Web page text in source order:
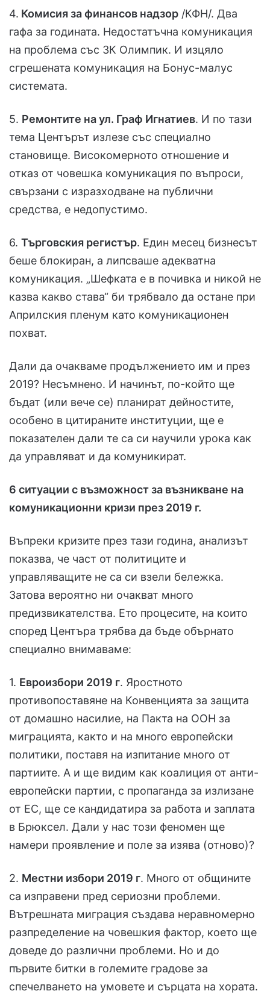
4. Комисия за финансов надзор /КФН/. Два
гафа за годината. Недостатъчна комуникация
на проблема със ЗК Олимпик. И изцяло
сгрешената комуникация на Бонус-малус
системата.
5. Ремонтите на ул. Граф Игнатиев. И по тази
тема Центърът излезе със специално
становище. Високомерното отношение и
отказ от човешка комуникация по въпроси,
свързани с изразходване на публични
средства, е недопустимо.
6. Търговския регистър. Един месец бизнесът
беше блокиран, а липсваше адекватна
комуникация. „Шефката е в почивка и никой не
казва какво става“ би трябвало да остане при
Априлския пленум като комуникационен
похват.
Дали да очакваме продължението им и през
2019? Несъмнено. И начинът, по-който ще
бъдат (или вече се) планират дейностите,
особено в цитираните институции, ще е
показателен дали те са си научили урока как
да управляват и да комуникират.
6 ситуации с възможност за възникване на
комуникационни кризи през 2019 г.
Въпреки кризите през тази година, анализът
показва, че част от политиците и
управляващите не са си взели бележка.
Затова вероятно ни очакват много
предизвикателства. Ето процесите, на които
според Центъра трябва да бъде обърнато
специално внимаваме:
1. Евроизбори 2019 г. Яростното
противопоставяне на Конвенцията за защита
от домашно насилие, на Пакта на ООН за
миграцията, както и на много европейски
политики, поставя на изпитание много от
партиите. А и ще видим как коалиция от анти-
европейски партии, с пропаганда за излизане
от ЕС, ще се кандидатира за работа и заплата
в Брюксел. Дали у нас този феномен ще
намери проявление и поле за изява (отново)?
2. Местни избори 2019 г. Много от общините
са изправени пред сериозни проблеми.
Вътрешната миграция създава неравномерно
разпределение на човешкия фактор, което ще
доведе до различни проблеми. Но и до
първите битки в големите градове за
спечелването на умовете и сърцата на хората.